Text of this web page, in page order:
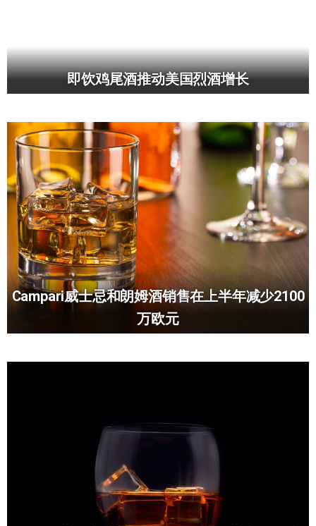
即饮鸡尾酒推动美国烈酒增长
Campari威士忌和朗姆酒销售在上半年减少2100
万欧元